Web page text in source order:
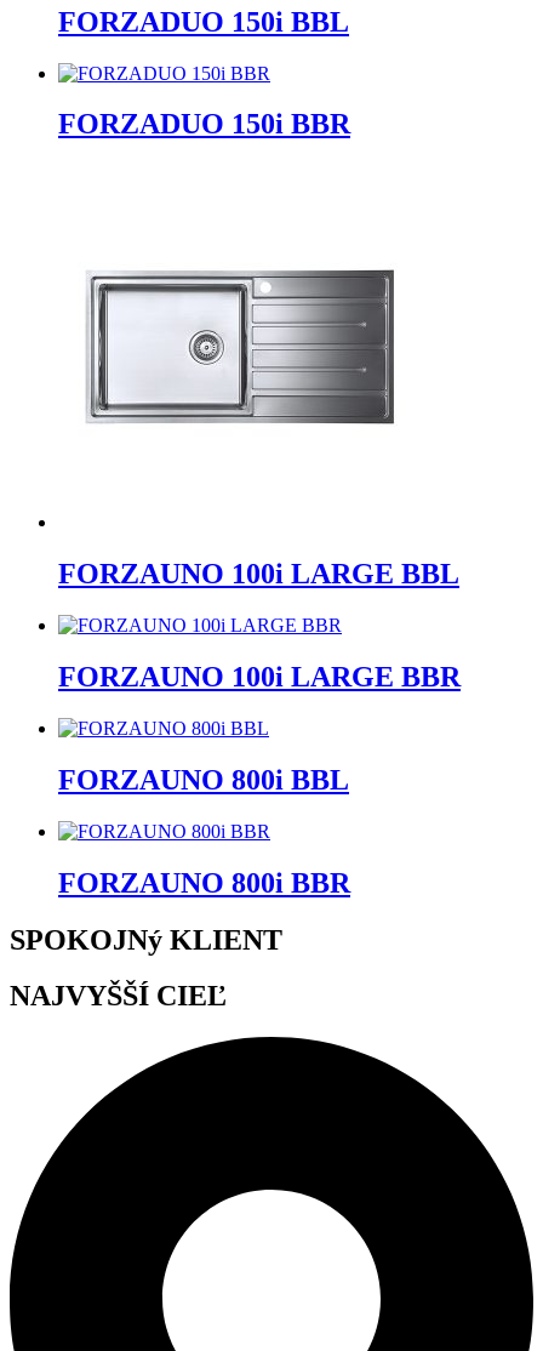
FORZADUO 150i BBL
FORZADUO 150i BBR
FORZAUNO 100i LARGE BBL
FORZAUNO 100i LARGE BBR
FORZAUNO 800i BBL
FORZAUNO 800i BBR
SPOKOJNý KLIENT
NAJVYŠŠÍ CIEĽ